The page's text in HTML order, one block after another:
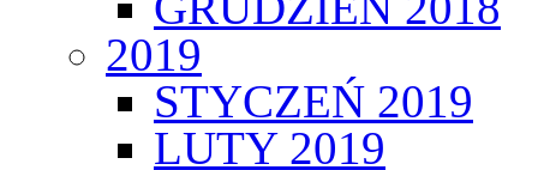
2019
STYCZEŃ 2019
LUTY 2019